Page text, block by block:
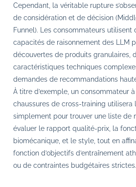
Cependant, la véritable rupture
de considération et de décision
Funnel). Les consommateurs utilisent
capacités de raisonnement des LLM
découvertes de produits granulaires,
caractéristiques techniques
demandes de recommandations
À titre d’exemple, un consommateur
chaussures de cross-training utilisera
simplement pour trouver une liste de
évaluer le rapport qualité-prix, la
biomécanique, et le style, tout en
fonction d’objectifs d’entraînement
ou de contraintes budgétaires strictes.